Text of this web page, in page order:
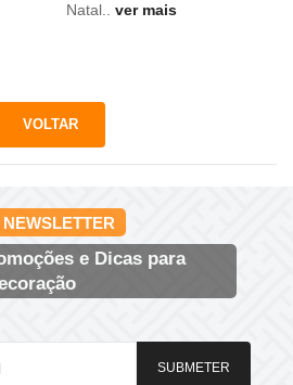
Natal..
ver mais
NEWSLETTER
e Dicas para
SUBMETER